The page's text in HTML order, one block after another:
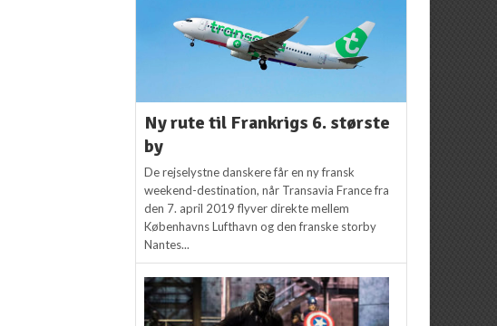
Ny rute til Frankrigs 6. største
by
De rejselystne danskere får en ny fransk
weekend-destination, når Transavia France fra
den 7. april 2019 flyver direkte mellem
Københavns Lufthavn og den franske storby
Nantes...